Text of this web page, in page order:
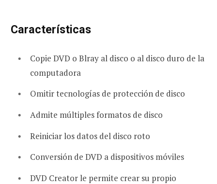
Características
Copie DVD o Blray al disco o al disco duro de la
computadora
Omitir tecnologías de protección de disco
Admite múltiples formatos de disco
Reiniciar los datos del disco roto
Conversión de DVD a dispositivos móviles
DVD Creator le permite crear su propio